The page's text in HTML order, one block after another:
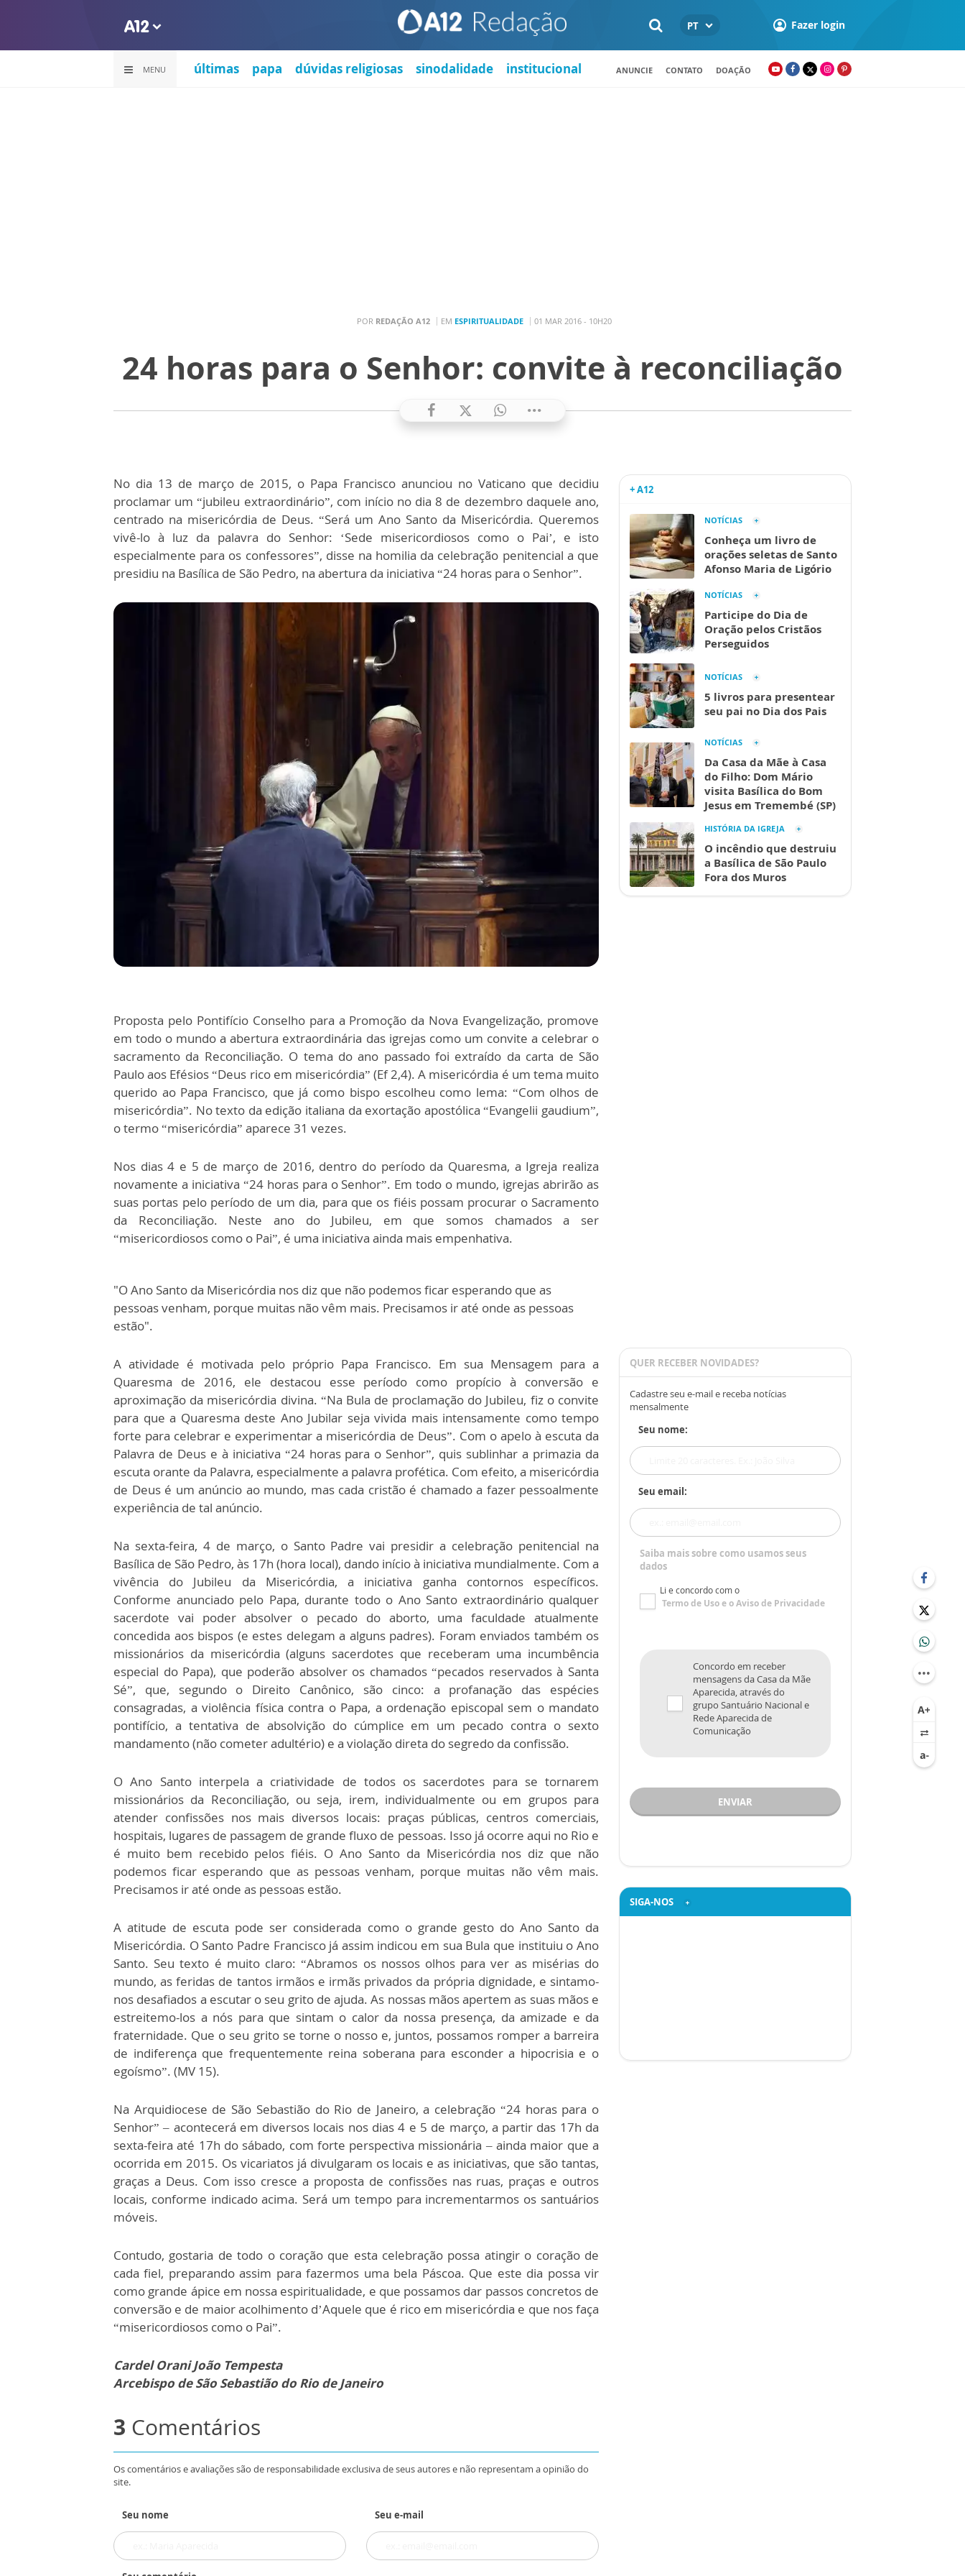
PT Fazer login
MENU últimas papa dúvidas religiosas sinodalidade institucional ANUNCIE CONTATO DOAÇÃO
POR REDAÇÃO A12 EM ESPIRITUALIDADE 01 MAR 2016 - 10H20
24 horas para o Senhor: convite à reconciliação
No dia 13 de março de 2015, o Papa Francisco anunciou no Vaticano que decidiu
proclamar um “jubileu extraordinário”, com início no dia 8 de dezembro daquele ano,
centrado na misericórdia de Deus. “Será um Ano Santo da Misericórdia. Queremos
vivê-lo à luz da palavra do Senhor: ‘Sede misericordiosos como o Pai’, e isto
especialmente para os confessores”, disse na homilia da celebração penitencial a que
presidiu na Basílica de São Pedro, na abertura da iniciativa “24 horas para o Senhor”.
Proposta pelo Pontifício Conselho para a Promoção da Nova Evangelização, promove
em todo o mundo a abertura extraordinária das igrejas como um convite a celebrar o
sacramento da Reconciliação. O tema do ano passado foi extraído da carta de São
Paulo aos Efésios “Deus rico em misericórdia” (Ef 2,4). A misericórdia é um tema muito
querido ao Papa Francisco, que já como bispo escolheu como lema: “Com olhos de
misericórdia”. No texto da edição italiana da exortação apostólica “Evangelii gaudium”,
o termo “misericórdia” aparece 31 vezes.
Nos dias 4 e 5 de março de 2016, dentro do período da Quaresma, a Igreja realiza
novamente a iniciativa “24 horas para o Senhor”. Em todo o mundo, igrejas abrirão as
suas portas pelo período de um dia, para que os fiéis possam procurar o Sacramento
da Reconciliação. Neste ano do Jubileu, em que somos chamados a ser
“misericordiosos como o Pai”, é uma iniciativa ainda mais empenhativa.
"O Ano Santo da Misericórdia nos diz que não podemos ficar esperando que as
pessoas venham, porque muitas não vêm mais. Precisamos ir até onde as pessoas
estão".
A atividade é motivada pelo próprio Papa Francisco. Em sua Mensagem para a
Quaresma de 2016, ele destacou esse período como propício à conversão e
aproximação da misericórdia divina. “Na Bula de proclamação do Jubileu, fiz o convite
para que a Quaresma deste Ano Jubilar seja vivida mais intensamente como tempo
forte para celebrar e experimentar a misericórdia de Deus”. Com o apelo à escuta da
Palavra de Deus e à iniciativa “24 horas para o Senhor”, quis sublinhar a primazia da
escuta orante da Palavra, especialmente a palavra profética. Com efeito, a misericórdia
de Deus é um anúncio ao mundo, mas cada cristão é chamado a fazer pessoalmente
experiência de tal anúncio.
Na sexta-feira, 4 de março, o Santo Padre vai presidir a celebração penitencial na
Basílica de São Pedro, às 17h (hora local), dando início à iniciativa mundialmente. Com a
vivência do Jubileu da Misericórdia, a iniciativa ganha contornos específicos.
Conforme anunciado pelo Papa, durante todo o Ano Santo extraordinário qualquer
sacerdote vai poder absolver o pecado do aborto, uma faculdade atualmente
concedida aos bispos (e estes delegam a alguns padres). Foram enviados também os
missionários da misericórdia (alguns sacerdotes que receberam uma incumbência
especial do Papa), que poderão absolver os chamados “pecados reservados à Santa
Sé”, que, segundo o Direito Canônico, são cinco: a profanação das espécies
consagradas, a violência física contra o Papa, a ordenação episcopal sem o mandato
pontifício, a tentativa de absolvição do cúmplice em um pecado contra o sexto
mandamento (não cometer adultério) e a violação direta do segredo da confissão.
O Ano Santo interpela a criatividade de todos os sacerdotes para se tornarem
missionários da Reconciliação, ou seja, irem, individualmente ou em grupos para
atender confissões nos mais diversos locais: praças públicas, centros comerciais,
hospitais, lugares de passagem de grande fluxo de pessoas. Isso já ocorre aqui no Rio e
é muito bem recebido pelos fiéis. O Ano Santo da Misericórdia nos diz que não
podemos ficar esperando que as pessoas venham, porque muitas não vêm mais.
Precisamos ir até onde as pessoas estão.
A atitude de escuta pode ser considerada como o grande gesto do Ano Santo da
Misericórdia. O Santo Padre Francisco já assim indicou em sua Bula que instituiu o Ano
Santo. Seu texto é muito claro: “Abramos os nossos olhos para ver as misérias do
mundo, as feridas de tantos irmãos e irmãs privados da própria dignidade, e sintamo-
nos desafiados a escutar o seu grito de ajuda. As nossas mãos apertem as suas mãos e
estreitemo-los a nós para que sintam o calor da nossa presença, da amizade e da
fraternidade. Que o seu grito se torne o nosso e, juntos, possamos romper a barreira
de indiferença que frequentemente reina soberana para esconder a hipocrisia e o
egoísmo”. (MV 15).
Na Arquidiocese de São Sebastião do Rio de Janeiro, a celebração “24 horas para o
Senhor” – acontecerá em diversos locais nos dias 4 e 5 de março, a partir das 17h da
sexta-feira até 17h do sábado, com forte perspectiva missionária – ainda maior que a
ocorrida em 2015. Os vicariatos já divulgaram os locais e as iniciativas, que são tantas,
graças a Deus. Com isso cresce a proposta de confissões nas ruas, praças e outros
locais, conforme indicado acima. Será um tempo para incrementarmos os santuários
móveis.
Contudo, gostaria de todo o coração que esta celebração possa atingir o coração de
cada fiel, preparando assim para fazermos uma bela Páscoa. Que este dia possa vir
como grande ápice em nossa espiritualidade, e que possamos dar passos concretos de
conversão e de maior acolhimento d’Aquele que é rico em misericórdia e que nos faça
“misericordiosos como o Pai”.
Cardel Orani João Tempesta
Arcebispo de São Sebastião do Rio de Janeiro
3 Comentários
Os comentários e avaliações são de responsabilidade exclusiva de seus autores e não representam a opinião do
site.
Seu nome Seu e-mail
+ A12
NOTÍCIAS
Conheça um livro de
orações seletas de Santo
Afonso Maria de Ligório
NOTÍCIAS
Participe do Dia de
Oração pelos Cristãos
Perseguidos
NOTÍCIAS
5 livros para presentear
seu pai no Dia dos Pais
NOTÍCIAS
Da Casa da Mãe à Casa
do Filho: Dom Mário
visita Basílica do Bom
Jesus em Tremembé (SP)
HISTÓRIA DA IGREJA
O incêndio que destruiu
a Basílica de São Paulo
Fora dos Muros
QUER RECEBER NOVIDADES?
Cadastre seu e-mail e receba notícias
mensalmente
Seu nome:
Seu email:
Saiba mais sobre como usamos seus
dados
Li e concordo com o
Termo de Usoe oAviso de Privacidade
Concordo em receber
mensagens da Casa da Mãe
Aparecida, através do
grupo Santuário Nacional e
Rede Aparecida de
Comunicação
ENVIAR
SIGA-NOS